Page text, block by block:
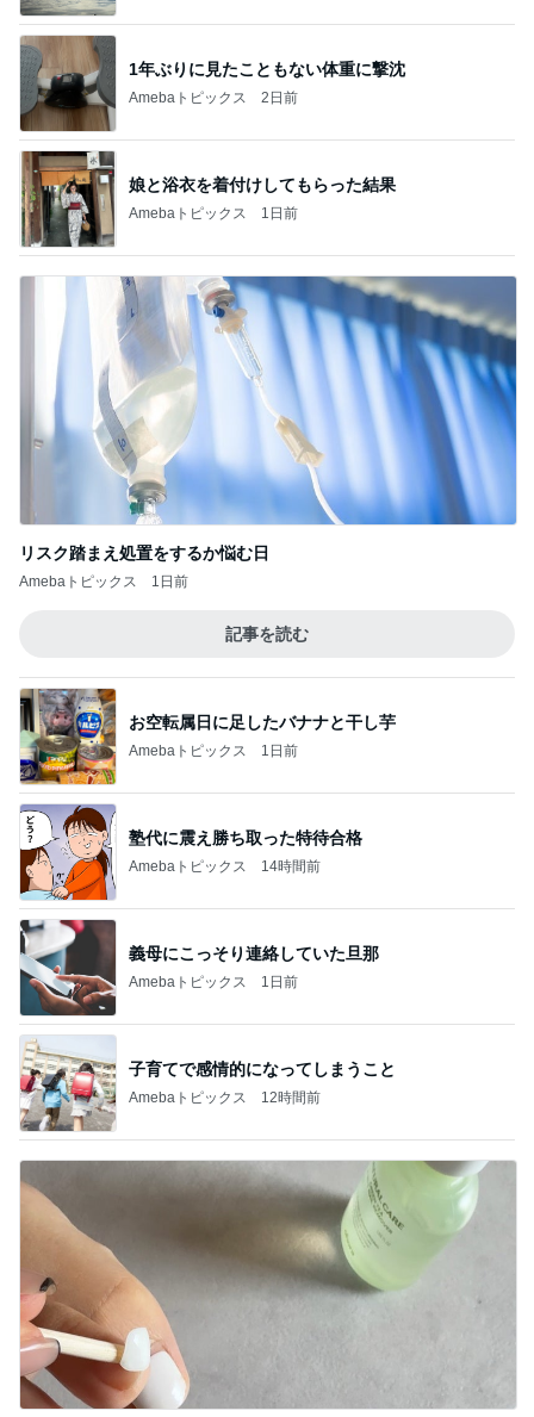
1年ぶりに見たこともない体重に撃沈
Amebaトピックス 2日前
娘と浴衣を着付けしてもらった結果
Amebaトピックス 1日前
リスク踏まえ処置をするか悩む日
Amebaトピックス 1日前
記事を読む
お空転属日に足したバナナと干し芋
Amebaトピックス 1日前
塾代に震え勝ち取った特待合格
Amebaトピックス 14時間前
義母にこっそり連絡していた旦那
Amebaトピックス 1日前
子育てで感情的になってしまうこと
Amebaトピックス 12時間前